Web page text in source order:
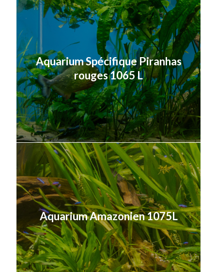
Aquarium Spécifique Piranhas
rouges 1065 L
Aquarium Amazonien 1075L